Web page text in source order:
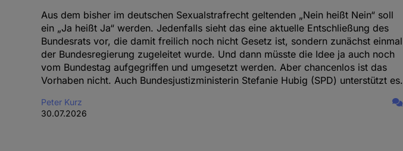
Aus dem bisher im deutschen Sexualstrafrecht geltenden „Nein heißt Nein“ soll
ein „Ja heißt Ja“ werden. Jedenfalls sieht das eine aktuelle Entschließung des
Bundesrats vor, die damit freilich noch nicht Gesetz ist, sondern zunächst einmal
der Bundesregierung zugeleitet wurde. Und dann müsste die Idee ja auch noch
vom Bundestag aufgegriffen und umgesetzt werden. Aber chancenlos ist das
Vorhaben nicht. Auch Bundesjustizministerin Stefanie Hubig (SPD) unterstützt es.
Peter Kurz
30.07.2026